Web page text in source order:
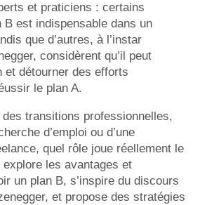
et praticiens : certains
B est indispensable dans un
que d’autres, à l’instar
considèrent qu’il peut
et détourner des efforts
le plan A.
transitions professionnelles,
d’emploi ou d’une
quel rôle joue réellement le
les avantages et
un plan B, s’inspire du discours
et propose des stratégies